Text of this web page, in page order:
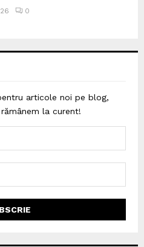
0
articole noi pe blog,
la curent!